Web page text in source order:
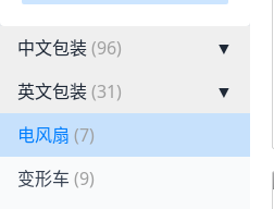
中文包装(96)
▼
英文包装(31)
▼
电风扇 (7)
变形车 (9)